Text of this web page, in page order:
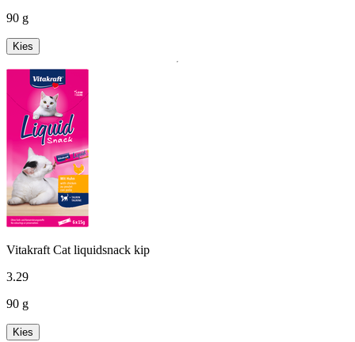
90 g
Kies
Vitakraft Cat liquidsnack kip
3.29
90 g
Kies